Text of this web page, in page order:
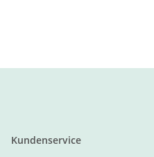
Kundenservice